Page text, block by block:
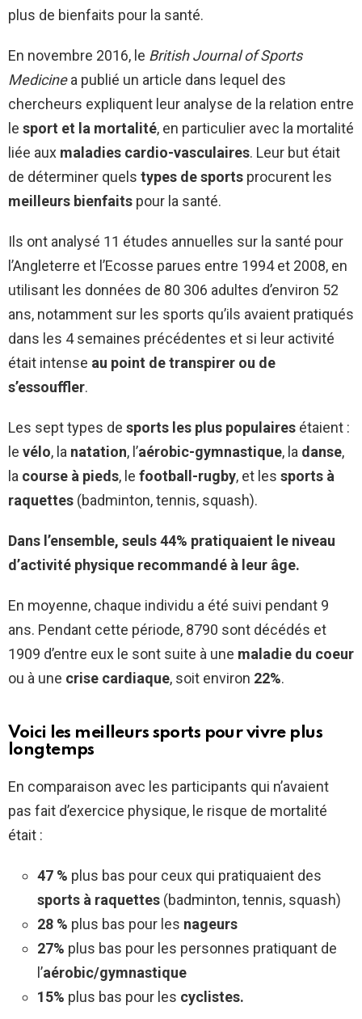
plus de bienfaits pour la santé.
En novembre 2016, le British Journal of Sports
Medicinea publié un article dans lequel des
chercheurs expliquent leur analyse de la relation entre
le sport et la mortalité, en particulier avec la mortalité
liée aux maladies cardio-vasculaires. Leur but était
de déterminer quels types de sports procurent les
meilleurs bienfaits pour la santé.
Ils ont analysé 11 études annuelles sur la santé pour
l’Angleterre et l’Ecosse parues entre 1994 et 2008, en
utilisant les données de 80 306 adultes d’environ 52
ans, notamment sur les sports qu’ils avaient pratiqués
dans les 4 semaines précédentes et si leur activité
était intense au point de transpirer ou de
s’essouffler.
Les sept types de sports les plus populaires étaient :
le vélo, la natation, l’aérobic-gymnastique, la danse,
la course à pieds, le football-rugby, et les sports à
raquettes (badminton, tennis, squash).
Dans l’ensemble, seuls 44% pratiquaient le niveau
d’activité physique recommandé à leur âge.
En moyenne, chaque individu a été suivi pendant 9
ans. Pendant cette période, 8790 sont décédés et
1909 d’entre eux le sont suite à une maladie du coeur
ou à une crise cardiaque, soit environ 22%.
Voici les meilleurs sports pour vivre plus
longtemps
En comparaison avec les participants qui n’avaient
pas fait d’exercice physique, le risque de mortalité
était :
47 % plus bas pour ceux qui pratiquaient des
sports à raquettes (badminton, tennis, squash)
28 % plus bas pour les nageurs
27% plus bas pour les personnes pratiquant de
l’aérobic/gymnastique
15% plus bas pour les cyclistes.